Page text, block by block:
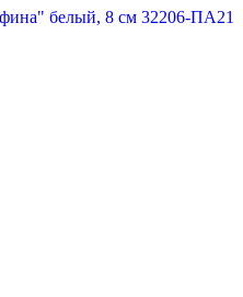
белый, 8 см 32206-ПА21